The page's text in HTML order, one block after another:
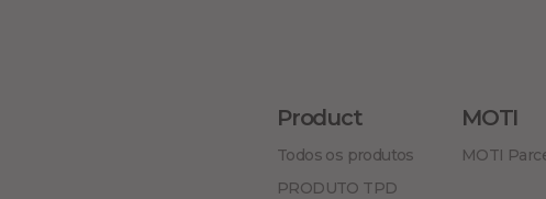
Product
Todos os produtos
PRODUTO TPD
MOTI
MOTI